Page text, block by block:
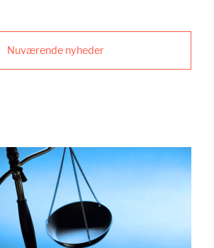
Nuværende nyheder